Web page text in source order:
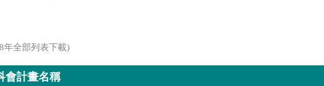
年全部列表下載)
會計畫名稱